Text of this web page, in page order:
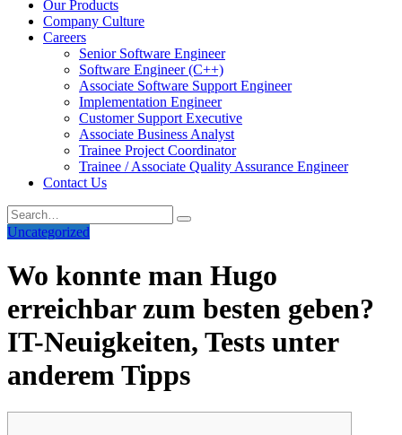
Our Products
Company Culture
Careers
Senior Software Engineer
Software Engineer (C++)
Associate Software Support Engineer
Implementation Engineer
Customer Support Executive
Associate Business Analyst
Trainee Project Coordinator
Trainee / Associate Quality Assurance Engineer
Contact Us
Uncategorized
Wo konnte man Hugo
erreichbar zum besten geben?
IT-Neuigkeiten, Tests unter
anderem Tipps